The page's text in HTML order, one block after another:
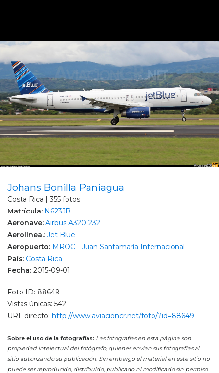
Johans Bonilla Paniagua
Costa Rica | 355 fotos
Matrícula: N623JB
Aeronave: Airbus A320-232
Aerolínea.: Jet Blue
Aeropuerto: MROC - Juan Santamaría Internacional
País: Costa Rica
Fecha: 2015-09-01
Foto ID: 88649
Vistas únicas: 542
URL directo: http://www.aviacioncr.net/foto/?id=88649
Sobre el uso de la fotografías: Las fotografías en esta página son
propiedad intelectual del fotógrafo, quienes envían sus fotografías al
sitio autorizando su publicación. Sin embargo el material en este sitio no
puede ser reproducido, distribuido, publicado ni modificado sin permiso